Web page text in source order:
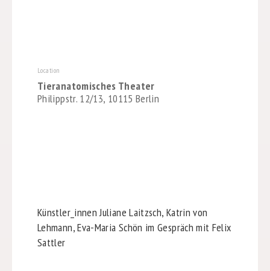
Location
Tieranatomisches Theater
Philippstr. 12/13, 10115 Berlin
Künstler_innen Juliane Laitzsch, Katrin von
Lehmann, Eva-Maria Schön im Gespräch mit Felix
Sattler